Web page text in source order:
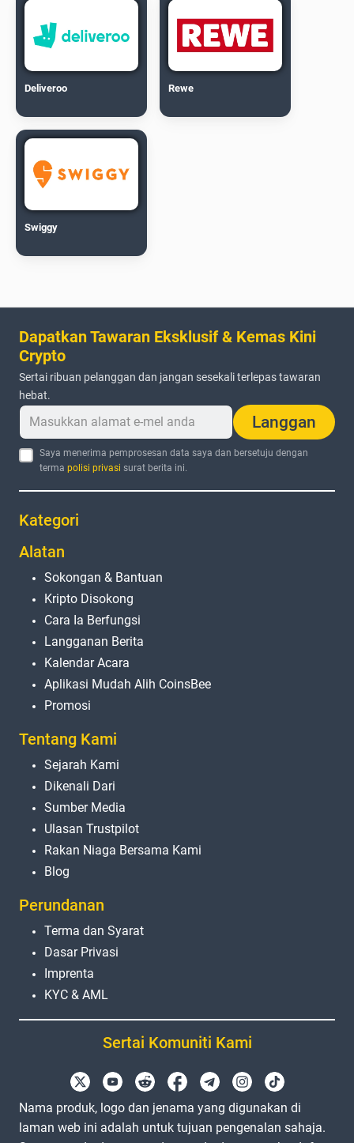
Deliveroo Rewe
Swiggy
Dapatkan Tawaran Eksklusif & Kemas Kini
Crypto
Sertai ribuan pelanggan dan jangan sesekali terlepas tawaran
hebat.
Langgan
Saya menerima pemprosesan data saya dan bersetuju dengan
termapolisi privasi surat berita ini.
Kategori
Alatan
Sokongan & Bantuan
Kripto Disokong
Cara Ia Berfungsi
Langganan Berita
Kalendar Acara
Aplikasi Mudah Alih CoinsBee
Promosi
Tentang Kami
Sejarah Kami
Dikenali Dari
Sumber Media
Ulasan Trustpilot
Rakan Niaga Bersama Kami
Blog
Perundanan
Terma dan Syarat
Dasar Privasi
Imprenta
KYC & AML
Sertai Komuniti Kami
Nama produk, logo dan jenama yang digunakan di
laman web ini adalah untuk tujuan pengenalan sahaja.